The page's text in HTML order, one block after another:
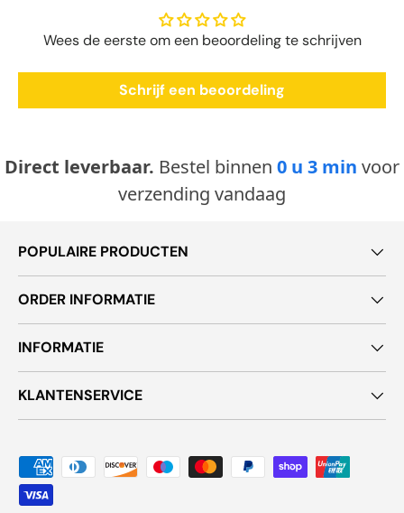
Wees de eerste om een beoordeling te schrijven
Schrijf een beoordeling
Direct leverbaar. Bestel binnen 0 u 3 min voor
verzending vandaag
POPULAIRE PRODUCTEN
ORDER INFORMATIE
INFORMATIE
KLANTENSERVICE
Geaccepteerde betaalmethoden